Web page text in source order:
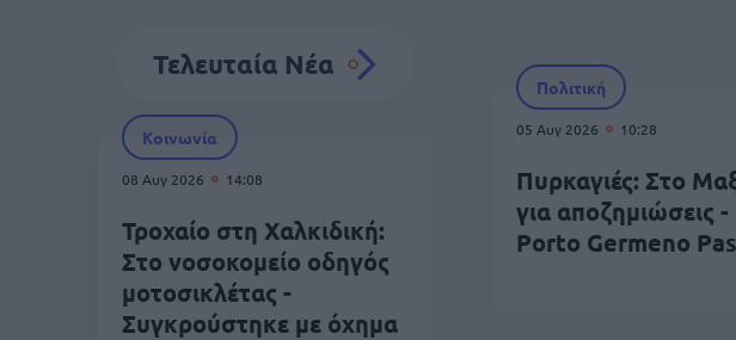
Πολιτική
05 Αυγ 2026 10:28
Πυρκαγιές: Στο
για αποζημιώσεις -
Porto Germeno
Τελευταία Νέα
Κοινωνία
08 Αυγ 2026 14:08
Τροχαίο στη Χαλκιδική:
Στο νοσοκομείο οδηγός
μοτοσικλέτας -
Συγκρούστηκε με όχημα